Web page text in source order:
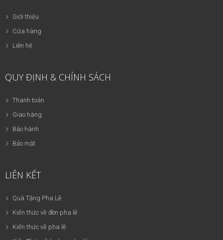
Giới thiệu
Cửa hàng
Liên hệ
QUY ĐỊNH & CHÍNH SÁCH
Thanh toán
Giao hàng
Bảo hành
Bảo mật
LIÊN KẾT
Quà Tặng Pha Lê
Kiến thức về đèn pha lê
Kiến thức về pha lê